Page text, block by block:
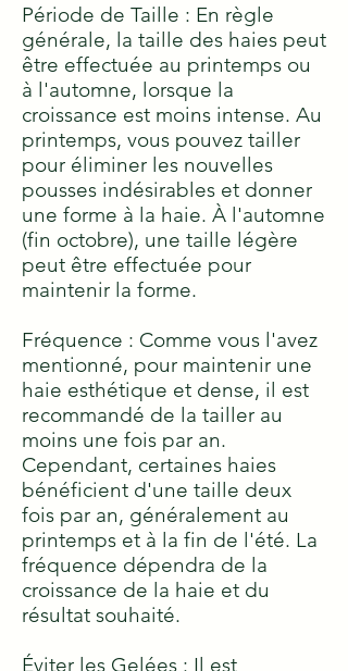
Période de Taille : En règle
générale, la taille des haies peut
être effectuée au printemps ou
à l'automne, lorsque la
croissance est moins intense. Au
printemps, vous pouvez tailler
pour éliminer les nouvelles
pousses indésirables et donner
une forme à la haie. À l'automne
(fin octobre), une taille légère
peut être effectuée pour
maintenir la forme.
Fréquence : Comme vous l'avez
mentionné, pour maintenir une
haie esthétique et dense, il est
recommandé de la tailler au
moins une fois par an.
Cependant, certaines haies
bénéficient d'une taille deux
fois par an, généralement au
printemps et à la fin de l'été. La
fréquence dépendra de la
croissance de la haie et du
résultat souhaité.
Éviter les Gelées : Il est